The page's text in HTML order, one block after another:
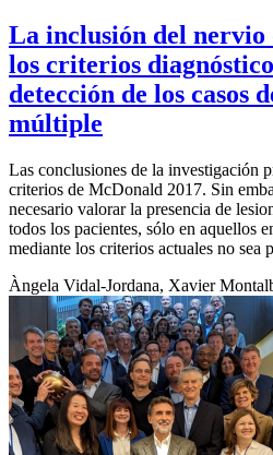
La inclusión del nervio
los criterios
detección de los casos
múltiple
Las conclusiones de la investigación
criterios de McDonald 2017. Sin
necesario valorar la presencia de
todos los pacientes, sólo en aquellos
mediante los criterios actuales no sea
Àngela Vidal-Jordana, Xavier